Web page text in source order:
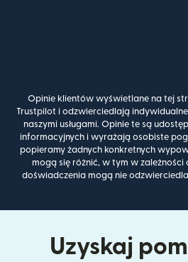
Opinie klientów wyświetlane na tej
Trustpilot i odzwierciedlają
naszymi usługami. Opinie te są
informacyjnych i wyrażają osobiste
popieramy żadnych konkretnych
mogą się różnić, w tym w
doświadczenia mogą nie
Uzyskaj